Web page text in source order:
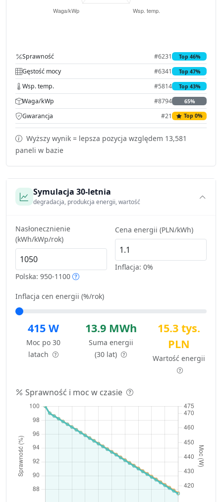
Sprawność #6231 Top 46%
Gęstość mocy #6341 Top 47%
Wsp. temp. #5814 Top 43%
Waga/kWp #8794 65%
Gwarancja #21 Top 0%
Wyższy wynik = lepsza pozycja względem 13,581
paneli w bazie
Symulacja 30-letnia
degradacja, produkcja energii, wartość
Nasłonecznienie
(kWh/kWp/rok)
Polska: 950-1100
Cena energii (PLN/kWh)
Inflacja: 0%
Inflacja cen energii (%/rok)
415 W
Moc po 30
latach
13.9 MWh
Suma energii
(30 lat)
15.3 tys.
PLN
Wartość energii
Sprawność i moc w czasie